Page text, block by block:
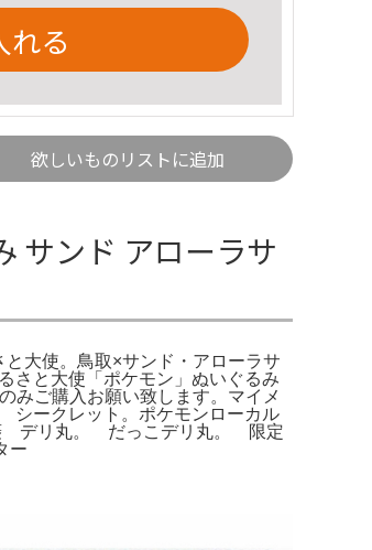
れる
欲しいものリストに追加
サンド アローラサ
大使。鳥取×サンド・アローラサ
さと大使「ポケモン」ぬいぐるみ
みご購入お願い致します。マイメ
ークレット。ポケモンローカル
菱 デリ丸。 だっこデリ丸。 限定
ー